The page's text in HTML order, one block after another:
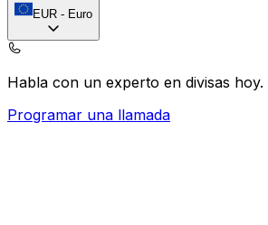
EUR - Euro
Habla con un experto en divisas hoy.
Programar una llamada